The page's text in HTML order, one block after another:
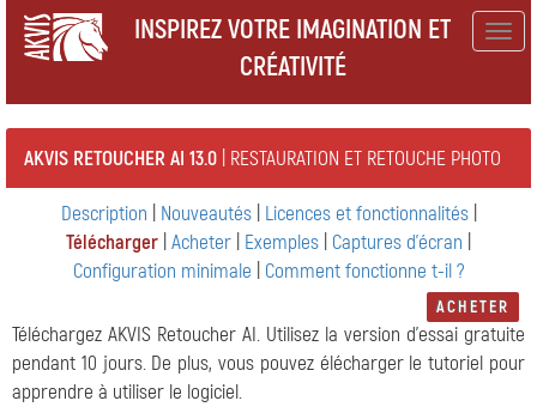
INSPIREZ VOTRE IMAGINATION ET
CRÉATIVITÉ
AKVIS RETOUCHER AI 13.0 | RESTAURATION ET RETOUCHE PHOTO
Description Nouveautés Licences et fonctionnalités|
Télécharger Acheter Exemples Captures d'écran
Configuration minimale
Comment fonctionne t-il ?
ACHETER
Téléchargez AKVIS Retoucher AI. Utilisez la version d'essai gratuite
pendant 10 jours. De plus, vous pouvez élécharger le tutoriel pour
apprendre à utiliser le logiciel.